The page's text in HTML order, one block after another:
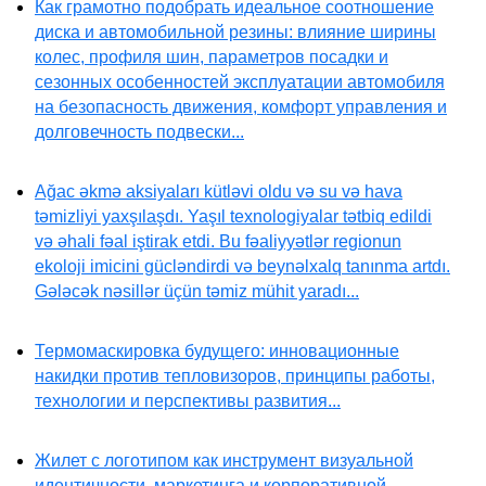
Как грамотно подобрать идеальное соотношение
диска и автомобильной резины: влияние ширины
колес, профиля шин, параметров посадки и
сезонных особенностей эксплуатации автомобиля
на безопасность движения, комфорт управления и
долговечность подвески...
Ağac əkmə aksiyaları kütləvi oldu və su və hava
təmizliyi yaxşılaşdı. Yaşıl texnologiyalar tətbiq edildi
və əhali fəal iştirak etdi. Bu fəaliyyətlər regionun
ekoloji imicini gücləndirdi və beynəlxalq tanınma artdı.
Gələcək nəsillər üçün təmiz mühit yaradı...
Термомаскировка будущего: инновационные
накидки против тепловизоров, принципы работы,
технологии и перспективы развития...
Жилет с логотипом как инструмент визуальной